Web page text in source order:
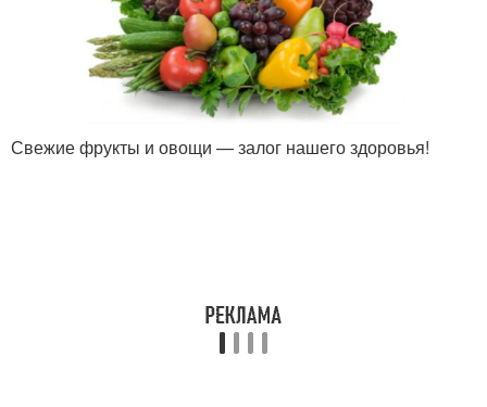
Свежие фрукты и овощи — залог нашего здоровья!